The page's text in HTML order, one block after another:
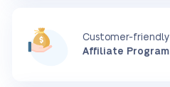
Customer-friendly
Affiliate Program